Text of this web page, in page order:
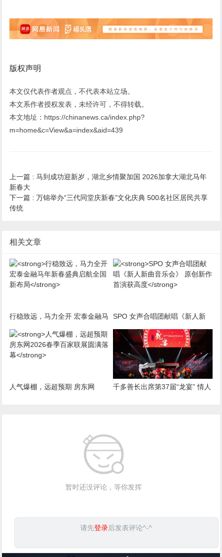
版权声明
本文仅代表作者观点，不代表本站立场。
本文系作者授权发表，未经许可，不得转载。
本文地址：https://chinanews.ca/index.php?
m=home&c=View&a=index&aid=439
上一篇 : 马到成功迎新岁，湖北乡情聚加国 2026加拿大湖北马年
新春大
下一篇 : 万锦举办“三代同堂庆新春”文化庆典 500名社区居民共享
传统
相关文章
行稳致远，马力全开 宏泰金融马
年新春盛典启航全国新布局
SPO 女声合唱团献唱《新人新
曲音乐会》 原创新作首演获高度
人气爆棚，远超预期 房东网
千多善长出席第37届“龙宴” 情人
暂时还没评论，等你发挥
请先登录后发表评论^-^